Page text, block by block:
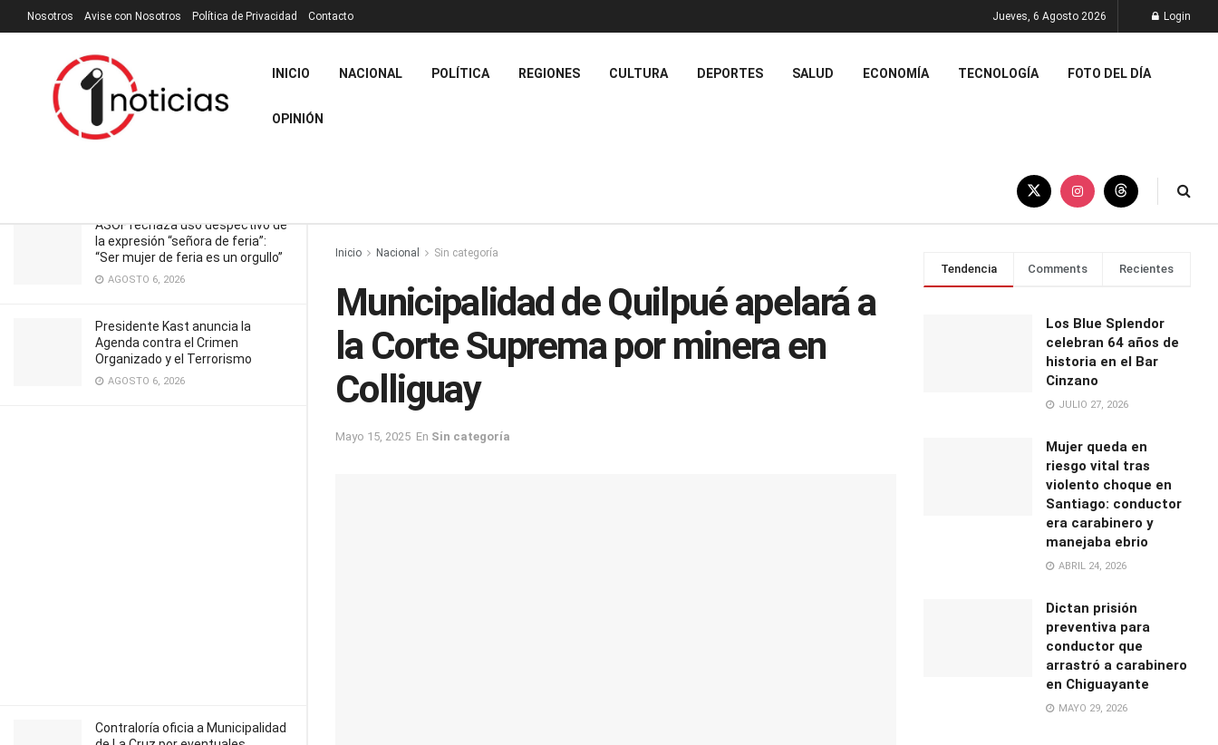
RECIENTES TENDENCIA Filtrar
Municipalidad de Quilpué apelará a la
Corte Suprema por minera en
Colliguay
ASOF rechaza uso despectivo de
la expresión “señora de feria”:
“Ser mujer de feria es un orgullo”
AGOSTO 6, 2026
Presidente Kast anuncia la
Agenda contra el Crimen
Organizado y el Terrorismo
AGOSTO 6, 2026
Contraloría oficia a Municipalidad
Nosotros Avise con Nosotros Política de Privacidad Contacto Jueves, 6 Agosto 2026 Login
INICIO NACIONAL POLÍTICA REGIONES CULTURA DEPORTES SALUD ECONOMÍA TECNOLOGÍA FOTO DEL DÍA
OPINIÓN
Inicio Nacional Sin categoría
Municipalidad de Quilpué apelará a
la Corte Suprema por minera en
Colliguay
Mayo 15, 2025 En Sin categoría
Tendencia Comments Recientes
Los Blue Splendor
celebran 64 años de
historia en el Bar
Cinzano
JULIO 27, 2026
Mujer queda en
riesgo vital tras
violento choque en
Santiago: conductor
era carabinero y
manejaba ebrio
ABRIL 24, 2026
Dictan prisión
preventiva para
conductor que
arrastró a carabinero
en Chiguayante
MAYO 29, 2026